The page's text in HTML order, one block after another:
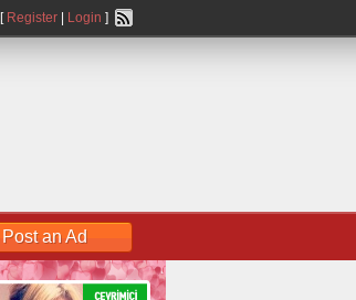
[ Register Login ]
Post an Ad